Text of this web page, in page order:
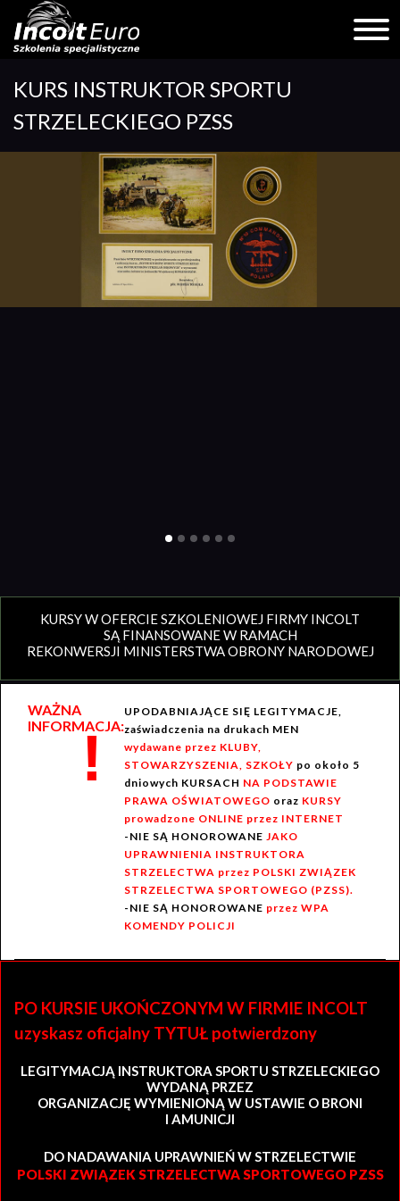
content
KURS INSTRUKTOR SPORTU
STRZELECKIEGO PZSS
KURSY W OFERCIE SZKOLENIOWEJ FIRMY INCOLT
SĄ FINANSOWANE W RAMACH
REKONWERSJI MINISTERSTWA OBRONY NARODOWEJ
WAŻNA
INFORMACJA:
!
UPODABNIAJĄCE SIĘ LEGITYMACJE,
zaświadczenia na drukach MEN
wydawane przez KLUBY,
STOWARZYSZENIA, SZKOŁY po około 5
dniowych KURSACH NA PODSTAWIE
PRAWA OŚWIATOWEGO oraz KURSY
prowadzone ONLINE przez INTERNET
-NIE SĄ HONOROWANE JAKO
UPRAWNIENIA INSTRUKTORA
STRZELECTWA przez POLSKI ZWIĄZEK
STRZELECTWA SPORTOWEGO (PZSS).
-NIE SĄ HONOROWANE przez WPA
KOMENDY POLICJI
PO KURSIE UKOŃCZONYM W FIRMIE INCOLT
uzyskasz oficjalny TYTUŁ potwierdzony
LEGITYMACJĄ INSTRUKTORA SPORTU STRZELECKIEGO
WYDANĄ PRZEZ
ORGANIZACJĘ WYMIENIONĄ W USTAWIE O BRONI
I AMUNICJI
DO NADAWANIA UPRAWNIEŃ W STRZELECTWIE
POLSKI ZWIĄZEK STRZELECTWA SPORTOWEGO PZSS